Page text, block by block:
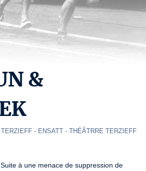
&
à une menace de suppression de